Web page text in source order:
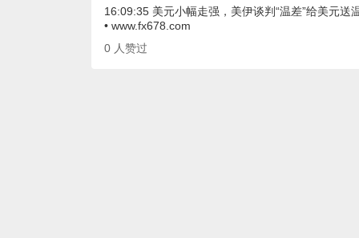
16:09:35 美元小幅走强，美伊谈判“温差”给美元送
• www.fx678.com
0 人赞过